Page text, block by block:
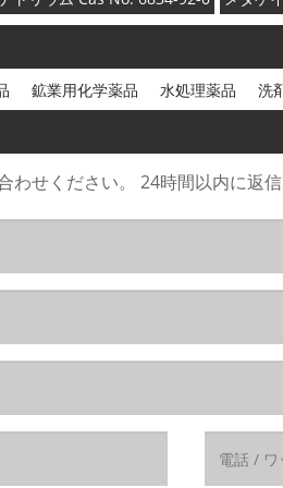
鉱業用化学薬品 水処理薬品 洗
せください。 24時間以内に返信